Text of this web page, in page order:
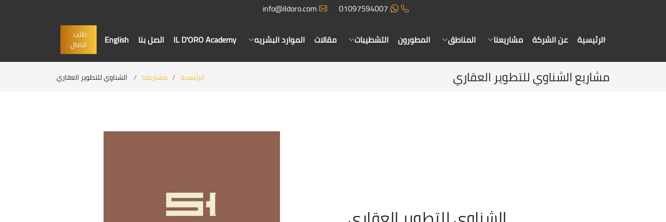
01097594007
info@ildoro.com
الرئيسية عن الشركة مشاريعنا المناطق المطورون التشطيبات مقالات الموارد البشريه IL D'ORO Academy اتصل بنا English
طلب
اتصال
مشاريع الشناوي للتطوير العقاري الرئيسية مشاريعنا الشناوي للتطوير العقاري